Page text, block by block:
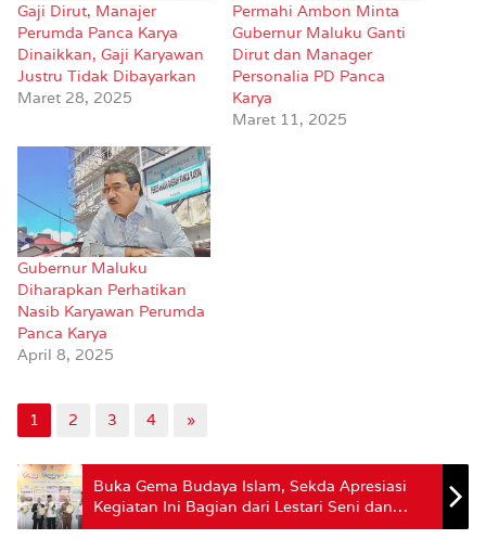
Gaji Dirut, Manajer
Perumda Panca Karya
Dinaikkan, Gaji Karyawan
Justru Tidak Dibayarkan
Maret 28, 2025
Permahi Ambon Minta
Gubernur Maluku Ganti
Dirut dan Manager
Personalia PD Panca
Karya
Maret 11, 2025
Gubernur Maluku
Diharapkan Perhatikan
Nasib Karyawan Perumda
Panca Karya
April 8, 2025
1 2 3 4 »
Buka Gema Budaya Islam, Sekda Apresiasi
Kegiatan Ini Bagian dari Lestari Seni dan
Budaya Maluku